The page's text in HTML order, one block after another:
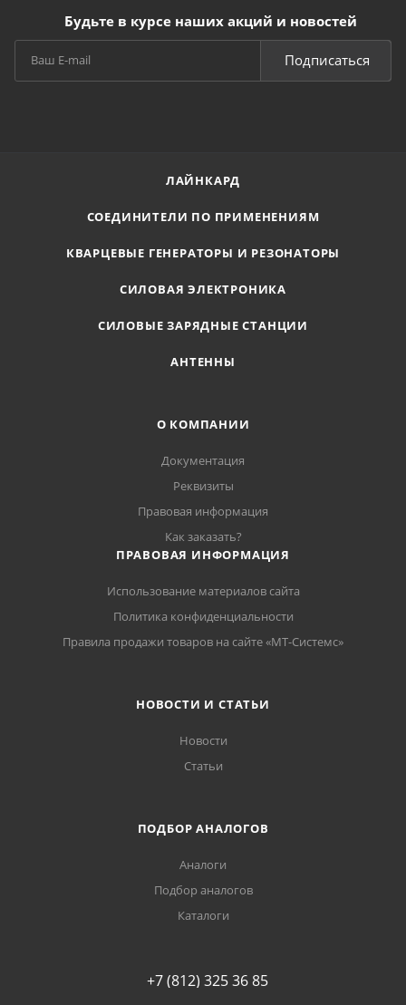
Будьте в курсе наших акций и новостей
Подписаться
ЛАЙНКАРД
СОЕДИНИТЕЛИ ПО ПРИМЕНЕНИЯМ
КВАРЦЕВЫЕ ГЕНЕРАТОРЫ И РЕЗОНАТОРЫ
СИЛОВАЯ ЭЛЕКТРОНИКА
СИЛОВЫЕ ЗАРЯДНЫЕ СТАНЦИИ
АНТЕННЫ
О КОМПАНИИ
Документация
Реквизиты
Правовая информация
Как заказать?
ПРАВОВАЯ ИНФОРМАЦИЯ
Использование материалов сайта
Политика конфиденциальности
Правила продажи товаров на сайте «МТ-Системс»
НОВОСТИ И СТАТЬИ
Новости
Статьи
ПОДБОР АНАЛОГОВ
Аналоги
Подбор аналогов
Каталоги
+7 (812) 325 36 85